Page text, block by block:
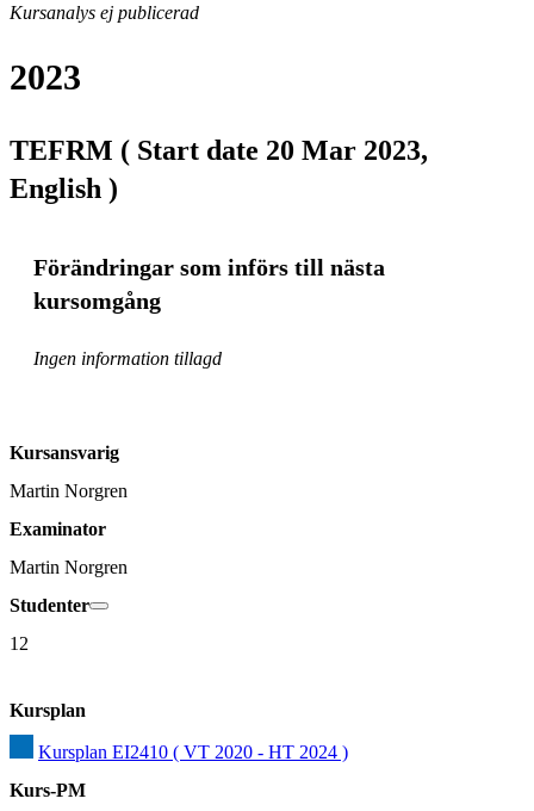
Kursanalys ej publicerad
2023
TEFRM ( Start date 20 Mar 2023,
English )
Förändringar som införs till nästa
kursomgång
Ingen information tillagd
Kursansvarig
Martin Norgren
Examinator
Martin Norgren
Studenter
12
Kursplan
Kursplan EI2410 ( VT 2020 - HT 2024 )
Kurs-PM